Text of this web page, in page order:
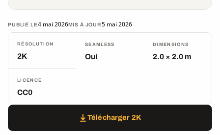
PUBLIÉ LE4 mai 2026MIS À JOUR5 mai 2026
RÉSOLUTION
2K
SEAMLESS
Oui
DIMENSIONS
2.0 × 2.0 m
LICENCE
CC0
Télécharger 2K